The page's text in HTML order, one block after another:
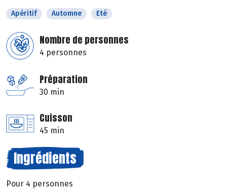
Apéritif Automne Eté
Nombre de personnes
4 personnes
Préparation
30 min
Cuisson
45 min
Ingrédients
Pour 4 personnes